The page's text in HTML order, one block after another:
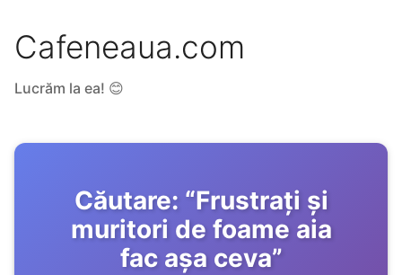
Cafeneaua.com
Lucrăm la ea! 😊
Căutare: “Frustrați și
muritori de foame aia
fac așa ceva”